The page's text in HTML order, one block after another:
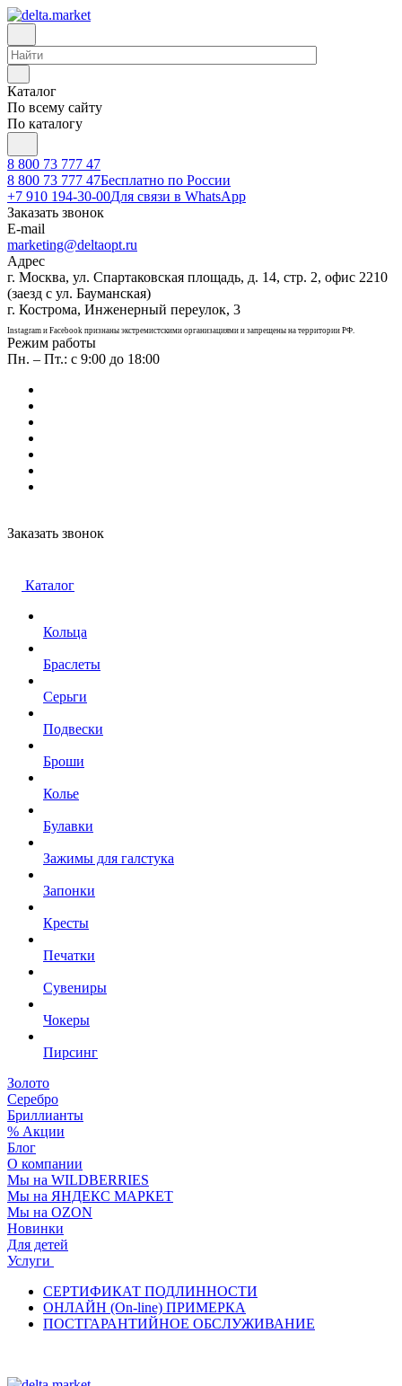
Каталог
По всему сайту
По каталогу
8 800 73 777 47
8 800 73 777 47Бесплатно по России
+7 910 194-30-00Для связи в WhatsApp
Заказать звонок
E-mail
marketing@deltaopt.ru
Адрес
г. Москва, ул. Спартаковская площадь, д. 14, стр. 2, офис 2210
(заезд с ул. Бауманская)
г. Кострома, Инженерный переулок, 3
Instagram и Facebook признаны экстремистскими организациями и запрещены на территории РФ.
Режим работы
Пн. – Пт.: с 9:00 до 18:00
Заказать звонок
Каталог
Кольца
Браслеты
Серьги
Подвески
Броши
Колье
Булавки
Зажимы для галстука
Запонки
Кресты
Печатки
Сувениры
Чокеры
Пирсинг
Золото
Серебро
Бриллианты
% Акции
Блог
О компании
Мы на WILDBERRIES
Мы на ЯНДЕКС МАРКЕТ
Мы на OZON
Новинки
Для детей
Услуги
СЕРТИФИКАТ ПОДЛИННОСТИ
ОНЛАЙН (On-line) ПРИМЕРКА
ПОСТГАРАНТИЙНОЕ ОБСЛУЖИВАНИЕ